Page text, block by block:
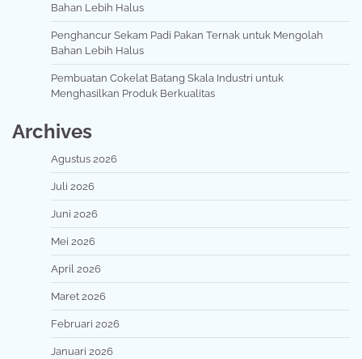
Bahan Lebih Halus
Penghancur Sekam Padi Pakan Ternak untuk Mengolah
Bahan Lebih Halus
Pembuatan Cokelat Batang Skala Industri untuk
Menghasilkan Produk Berkualitas
Archives
Agustus 2026
Juli 2026
Juni 2026
Mei 2026
April 2026
Maret 2026
Februari 2026
Januari 2026